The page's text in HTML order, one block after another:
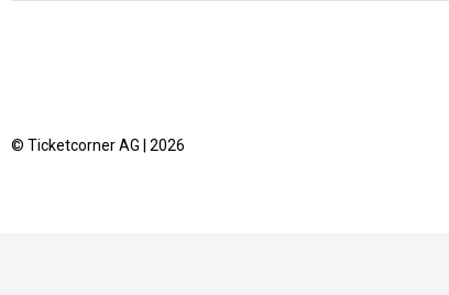
© Ticketcorner AG | 2026